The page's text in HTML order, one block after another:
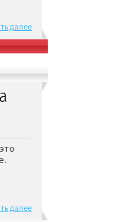
далее
далее